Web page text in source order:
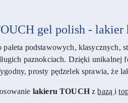
gel polish -
paleta podstawowych, klasycznych,
paznokciach. Dzięki unikalnej
prosty pędzelek sprawia, że
lakieru TOUCHzbaząi